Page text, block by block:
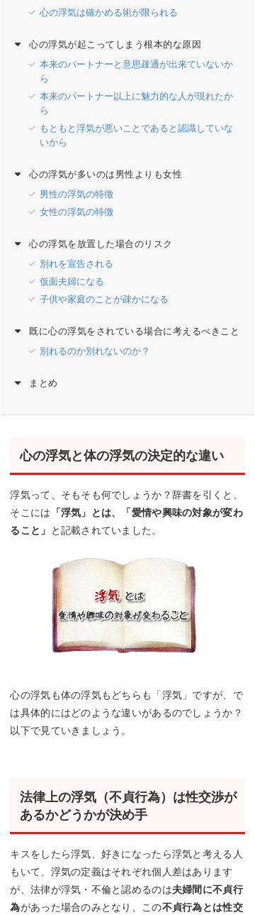
心の浮気は確かめる術が限られる
心の浮気が起こってしまう根本的な原因
本来のパートナーと意思疎通が出来ていないか
ら
本来のパートナー以上に魅力的な人が現れたか
ら
もともと浮気が悪いことであると認識していな
いから
心の浮気が多いのは男性よりも女性
男性の浮気の特徴
女性の浮気の特徴
心の浮気を放置した場合のリスク
別れを宣告される
仮面夫婦になる
子供や家庭のことが疎かになる
既に心の浮気をされている場合に考えるべきこと
別れるのか別れないのか？
まとめ
心の浮気と体の浮気の決定的な違い
浮気って、そもそも何でしょうか？辞書を引くと、
そこには 「浮気」とは、「愛情や興味の対象が変わ
ること」 と記載されていました。
心の浮気も体の浮気もどちらも「浮気」ですが、で
は具体的にはどのような違いがあるのでしょうか？
以下で見ていきましょう。
法律上の浮気（不貞行為）は性交渉が
あるかどうかが決め手
キスをしたら浮気、好きになったら浮気と考える人
もいて、浮気の定義はそれぞれ個人差はあります
が、法律が浮気・不倫と認めるのは夫婦間に不貞行
為があった場合のみとなり、この不貞行為とは性交